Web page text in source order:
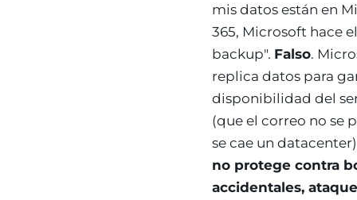
mis datos están en
365, Microsoft hace
backup". Falso.
replica datos para
disponibilidad del
(que el correo no se
se cae un
no protege contra
accidentales,